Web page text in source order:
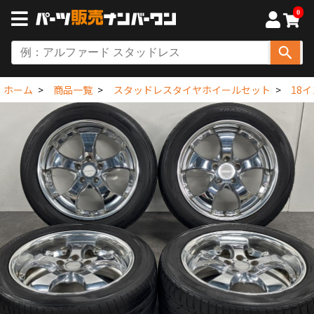
0
ホーム 商品一覧 スタッドレスタイヤホイールセット 18